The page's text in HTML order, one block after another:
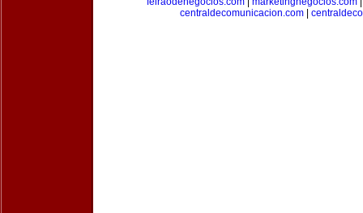
centraldecomunicacion.com